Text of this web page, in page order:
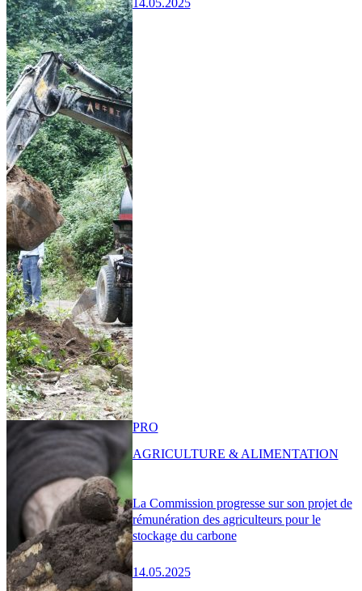
14.05.2025
La Commission progresse sur son projet de
rémunération des agriculteurs pour le
stockage du carbone
14.05.2025
PRO
AGRICULTURE & ALIMENTATION